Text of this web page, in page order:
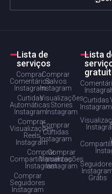
Lista de
serviços
Comprar
Comentários
Instagram
Comprar
Salvos
Instagram
Curtidas
Automáticas
Instagram
Visualizações
Stories
Instagram
Comprar
Visualizações
Reels
Instagram
Comprar
Curtidas
Instagram
Comprar
Compartilhamentos
Instagram
Comprar
Visualizações
Instagram
Comprar
Seguidores
Instagram
Lista
Curtidas
Instagram
Grátis